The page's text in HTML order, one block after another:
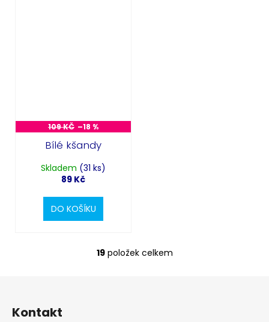
109 KČ –18 %
Bílé kšandy
Skladem (31 ks)
89 Kč
DO KOŠÍKU
O
19položek celkem
Kontakt